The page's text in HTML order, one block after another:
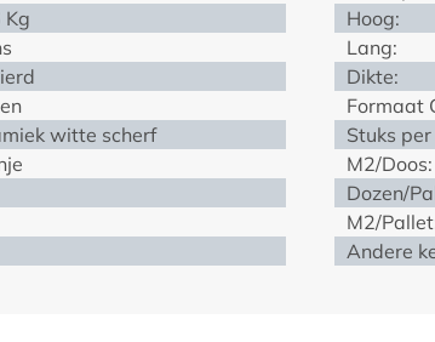
Kg
witte scherf
Hoog:
Lang:
Dikte:
Formaat
Stuks
M2/Doos:
Dozen/
M2/
Andere